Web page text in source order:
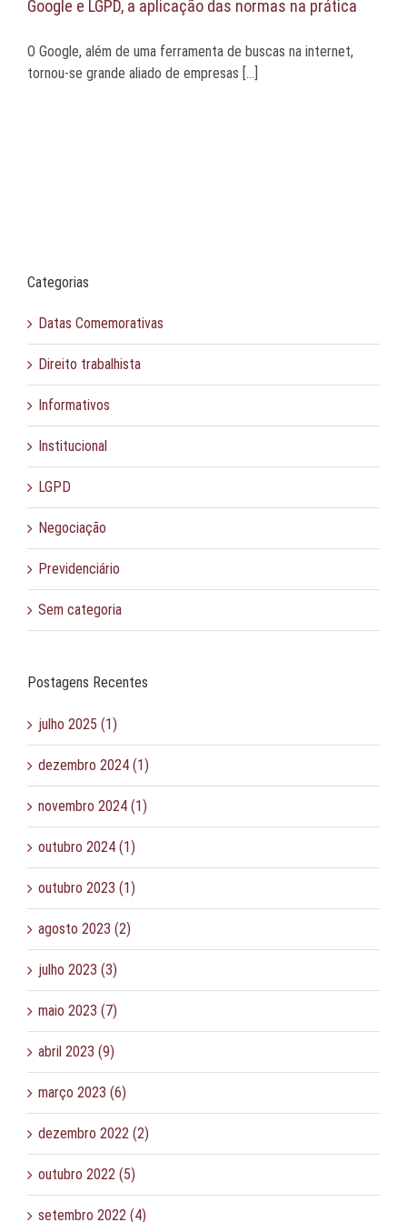
Google e LGPD, a aplicação das normas na prática
O Google, além de uma ferramenta de buscas na internet,
tornou-se grande aliado de empresas [...]
Categorias
Datas Comemorativas
Direito trabalhista
Informativos
Institucional
LGPD
Negociação
Previdenciário
Sem categoria
Postagens Recentes
julho 2025 (1)
dezembro 2024 (1)
novembro 2024 (1)
outubro 2024 (1)
outubro 2023 (1)
agosto 2023 (2)
julho 2023 (3)
maio 2023 (7)
abril 2023 (9)
março 2023 (6)
dezembro 2022 (2)
outubro 2022 (5)
setembro 2022 (4)